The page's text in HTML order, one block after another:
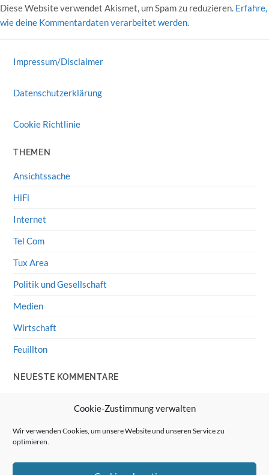
Cookie-Zustimmung verwalten
Wir verwenden Cookies, um unsere Website und unseren Service zu
optimieren.
Diese Website verwendet Akismet, um Spam zu reduzieren. Erfahre,
wie deine Kommentardaten verarbeitet werden.
Impressum/Disclaimer
Datenschutzerklärung
Cookie Richtlinie
THEMEN
Ansichtssache
HiFi
Internet
Tel Com
Tux Area
Politik und Gesellschaft
Medien
Wirtschaft
Feuillton
NEUESTE KOMMENTARE
Wolff von Rechenberg